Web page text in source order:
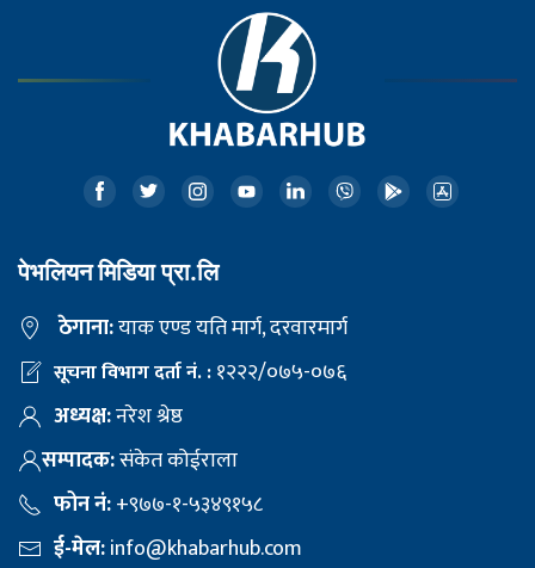
पेभलियन मिडिया प्रा.लि
ठेगाना:याक एण्ड यति मार्ग, दरवारमार्ग
सूचना विभाग दर्ता नं. :१२२२/०७५-०७६
अध्यक्ष:नरेश श्रेष्ठ
सम्पादक:संकेत कोईराला
फोन नं:+९७७-१-५३४९१५८
ई-मेल:info@khabarhub.com